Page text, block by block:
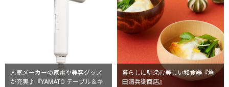
人気メーカーの家電や美容グッズ
が充実♪『YAMATO テーブル＆キ
暮らしに馴染む美しい和食器『角
田清兵衛商店』